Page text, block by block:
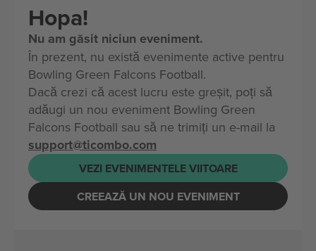
Hopa!
Nu am găsit niciun eveniment.
În prezent, nu există evenimente active pentru
Bowling Green Falcons Football.
Dacă crezi că acest lucru este greșit, poți să
adăugi un nou eveniment Bowling Green
Falcons Football sau să ne trimiți un e-mail la
support@ticombo.com
VEZI EVENIMENTELE VIITOARE
CREEAZĂ UN NOU EVENIMENT